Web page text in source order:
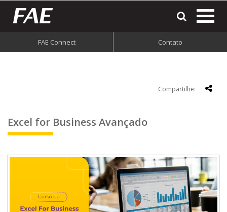
FAE Connect Contato
Compartilhe:
Excel for Business Avançado